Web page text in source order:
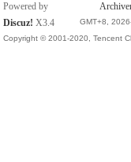
GMT+8,
Powered by
Discuz! X3.4
Copyright © 2001-2020, Tencent